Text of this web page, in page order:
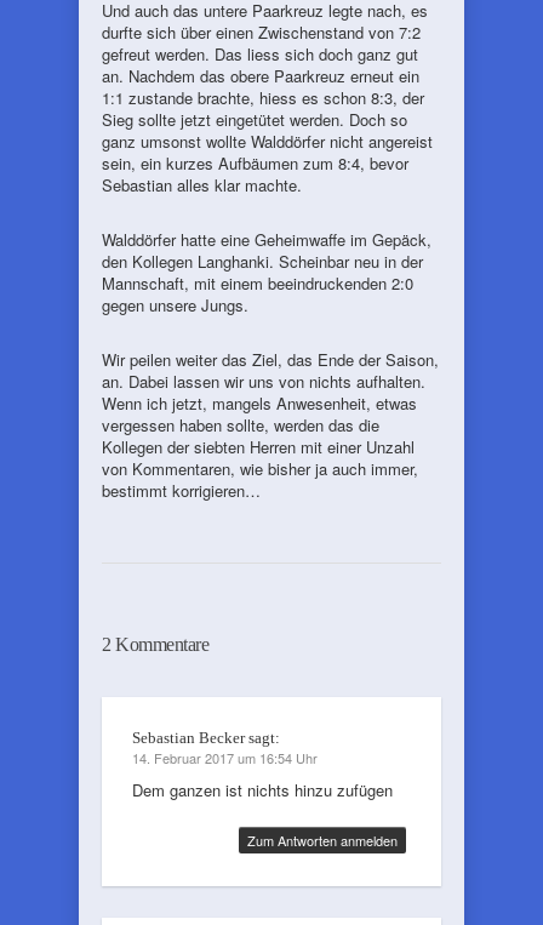
Und auch das untere Paarkreuz legte nach, es
durfte sich über einen Zwischenstand von 7:2
gefreut werden. Das liess sich doch ganz gut
an. Nachdem das obere Paarkreuz erneut ein
1:1 zustande brachte, hiess es schon 8:3, der
Sieg sollte jetzt eingetütet werden. Doch so
ganz umsonst wollte Walddörfer nicht angereist
sein, ein kurzes Aufbäumen zum 8:4, bevor
Sebastian alles klar machte.
Walddörfer hatte eine Geheimwaffe im Gepäck,
den Kollegen Langhanki. Scheinbar neu in der
Mannschaft, mit einem beeindruckenden 2:0
gegen unsere Jungs.
Wir peilen weiter das Ziel, das Ende der Saison,
an. Dabei lassen wir uns von nichts aufhalten.
Wenn ich jetzt, mangels Anwesenheit, etwas
vergessen haben sollte, werden das die
Kollegen der siebten Herren mit einer Unzahl
von Kommentaren, wie bisher ja auch immer,
bestimmt korrigieren…
2 Kommentare
Sebastian Becker sagt:
14. Februar 2017 um 16:54 Uhr
Dem ganzen ist nichts hinzu zufügen
Zum Antworten anmelden